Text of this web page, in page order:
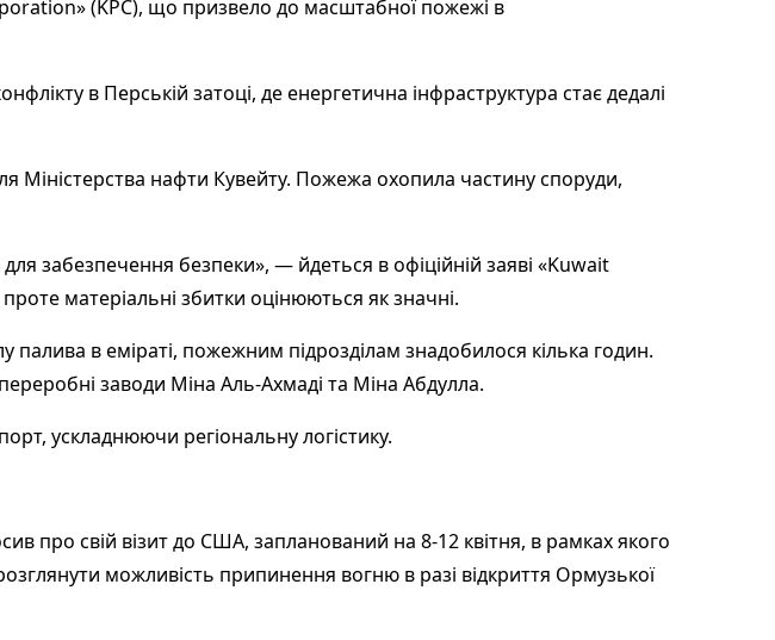
(KPC), що призвело до масштабної пожежі в
в Перській затоці, де енергетична інфраструктура стає дедалі
Міністерства нафти Кувейту. Пожежа охопила частину споруди,
забезпечення безпеки», — йдеться в офіційній заяві «Kuwait
матеріальні збитки оцінюються як значні.
в еміраті, пожежним підрозділам знадобилося кілька годин.
заводи Міна Аль-Ахмаді та Міна Абдулла.
ускладнюючи регіональну логістику.
про свій візит до США, запланований на 8-12 квітня, в рамках якого
можливість припинення вогню в разі відкриття Ормузької